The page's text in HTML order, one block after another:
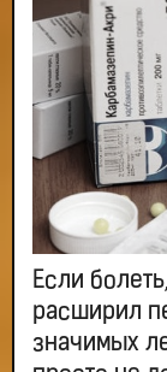
Если
расширил
значимых